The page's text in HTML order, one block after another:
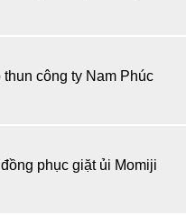
thun công ty Nam Phúc
phục giặt ủi Momiji